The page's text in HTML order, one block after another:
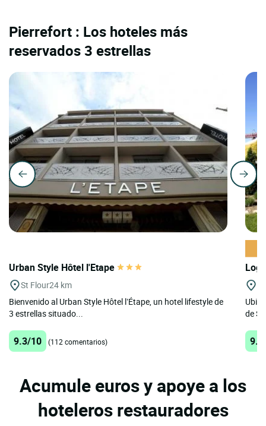
Pierrefort : Los hoteles más
reservados 3 estrellas
Urban Style Hôtel l'Etape
St Flour24 km
Bienvenido al Urban Style Hôtel l’Étape, un hotel lifestyle de
3 estrellas situado...
9.3/10 (112 comentarios)
de
Acumule euros y apoye a los
hoteleros restauradores